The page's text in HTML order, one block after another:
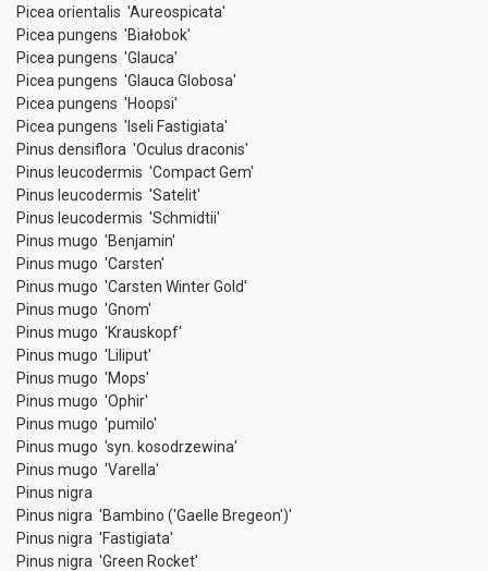
Picea orientalis 'Aureospicata'
Picea pungens 'Białobok'
Picea pungens 'Glauca'
Picea pungens 'Glauca Globosa'
Picea pungens 'Hoopsi'
Picea pungens 'Iseli Fastigiata'
Pinus densiflora 'Oculus draconis'
Pinus leucodermis 'Compact Gem'
Pinus leucodermis 'Satelit'
Pinus leucodermis 'Schmidtii'
Pinus mugo 'Benjamin'
Pinus mugo 'Carsten'
Pinus mugo 'Carsten Winter Gold'
Pinus mugo 'Gnom'
Pinus mugo 'Krauskopf'
Pinus mugo 'Liliput'
Pinus mugo 'Mops'
Pinus mugo 'Ophir'
Pinus mugo 'pumilo'
Pinus mugo 'syn. kosodrzewina'
Pinus mugo 'Varella'
Pinus nigra
Pinus nigra 'Bambino ('Gaelle Bregeon')'
Pinus nigra 'Fastigiata'
Pinus nigra 'Green Rocket'